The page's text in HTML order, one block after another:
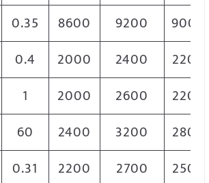
0.35 8600 9200
9000
0.4 2000 2400
2200
1 2000 2600
2200
60 2400 3200
2800
0.31 2200 2700
2500